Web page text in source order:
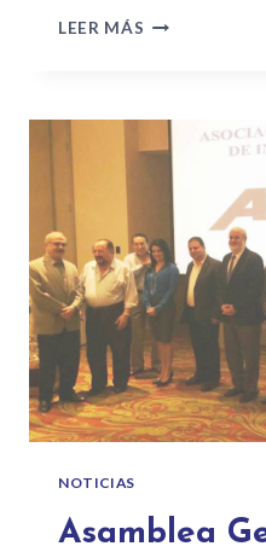
LEER MÁS
NOTICIAS
Asamblea